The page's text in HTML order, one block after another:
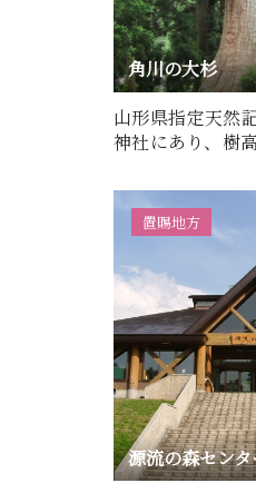
角川の大杉
山形県指定天然
神社にあり、樹
源流の森センタ
置賜地方